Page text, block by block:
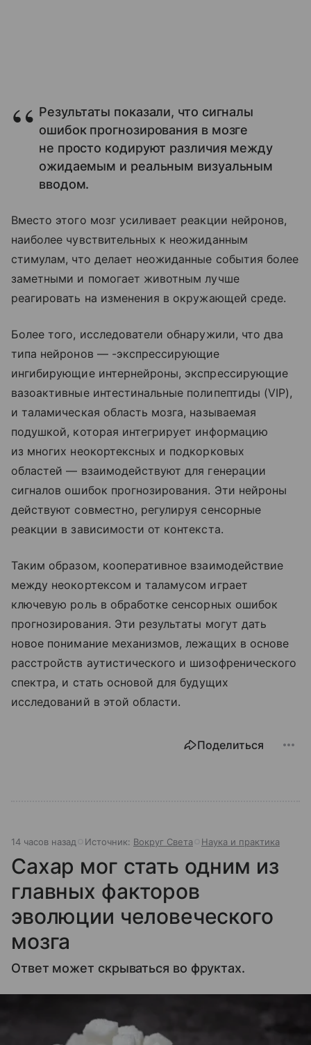
Результаты показали, что сигналы
ошибок прогнозирования в мозге
не просто кодируют различия между
ожидаемым и реальным визуальным
вводом.
Вместо этого мозг усиливает реакции нейронов,
наиболее чувствительных к неожиданным
стимулам, что делает неожиданные события более
заметными и помогает животным лучше
реагировать на изменения в окружающей среде.
Более того, исследователи обнаружили, что два
типа нейронов — -экспрессирующие
ингибирующие интернейроны, экспрессирующие
вазоактивные интестинальные полипептиды (VIP),
и таламическая область мозга, называемая
подушкой, которая интегрирует информацию
из многих неокортексных и подкорковых
областей — взаимодействуют для генерации
сигналов ошибок прогнозирования. Эти нейроны
действуют совместно, регулируя сенсорные
реакции в зависимости от контекста.
Таким образом, кооперативное взаимодействие
между неокортексом и таламусом играет
ключевую роль в обработке сенсорных ошибок
прогнозирования. Эти результаты могут дать
новое понимание механизмов, лежащих в основе
расстройств аутистического и шизофренического
спектра, и стать основой для будущих
исследований в этой области.
Поделиться
14 часов назад Источник: Вокруг Света Наука и практика
Сахар мог стать одним из
главных факторов
эволюции человеческого
мозга
Ответ может скрываться во фруктах.